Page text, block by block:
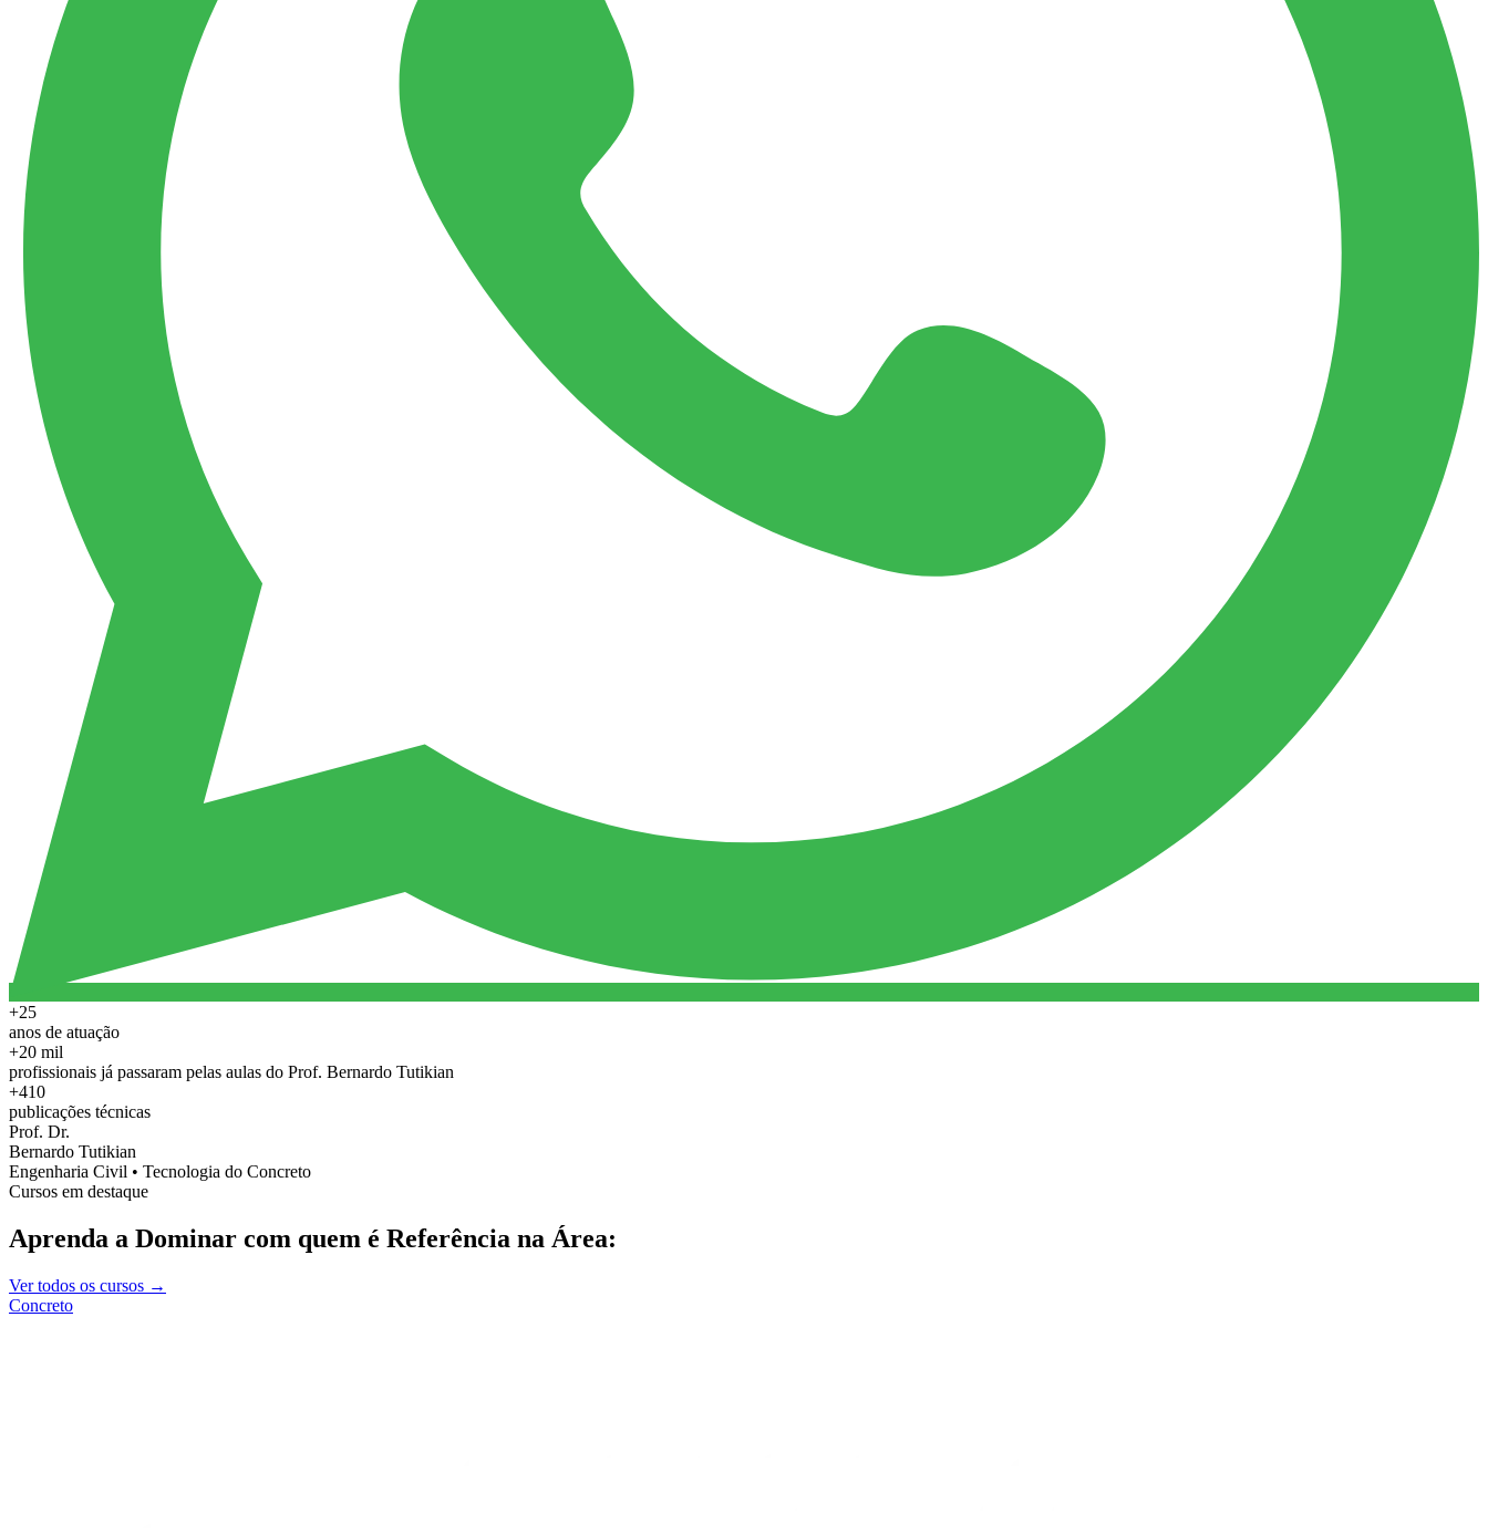
+25
anos de atuação
+20 mil
profissionais já passaram pelas aulas do Prof. Bernardo Tutikian
+410
publicações técnicas
Prof. Dr.
Bernardo Tutikian
Engenharia Civil • Tecnologia do Concreto
Cursos em destaque
Aprenda a Dominar com quem é Referência na Área:
Ver todos os cursos →
Concreto